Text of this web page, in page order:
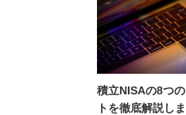
積立NISAの8つ
トを徹底解説しま